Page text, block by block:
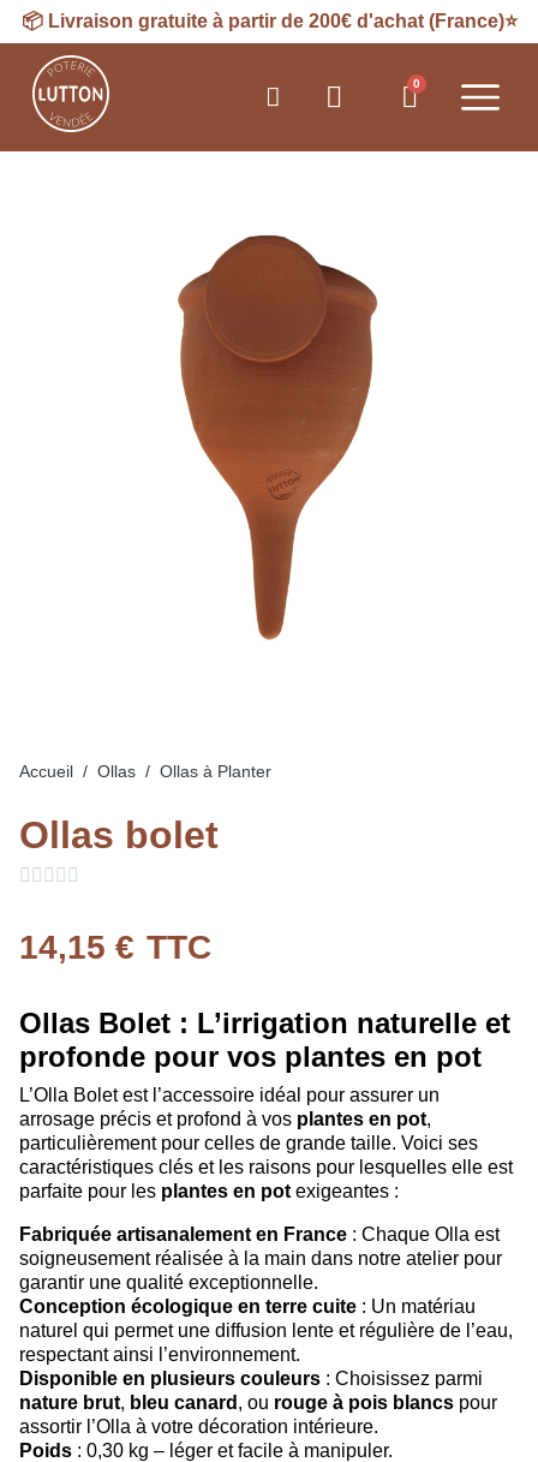
📦 Livraison gratuite à partir de 200€ d'achat (France)⭐
Accueil Ollas Ollas à Planter
Ollas bolet
    
14,15 € TTC
Ollas Bolet : L’irrigation naturelle et
profonde pour vos plantes en pot
L’Olla Bolet est l’accessoire idéal pour assurer un
arrosage précis et profond à vos plantes en pot,
particulièrement pour celles de grande taille. Voici ses
caractéristiques clés et les raisons pour lesquelles elle est
parfaite pour les plantes en pot exigeantes :
Fabriquée artisanalement en France : Chaque Olla est
soigneusement réalisée à la main dans notre atelier pour
garantir une qualité exceptionnelle.
Conception écologique en terre cuite : Un matériau
naturel qui permet une diffusion lente et régulière de l’eau,
respectant ainsi l’environnement.
Disponible en plusieurs couleurs : Choisissez parmi
nature brut, bleu canard , ou rouge à pois blancs pour
assortir l’Olla à votre décoration intérieure.
Poids : 0,30 kg – léger et facile à manipuler.